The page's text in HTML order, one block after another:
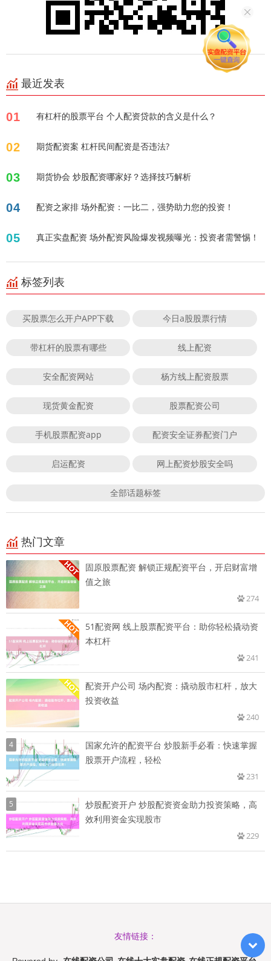
最近发表
01 有杠杆的股票平台 个人配资贷款的含义是什么？
02 期货配资案 杠杆民间配资是否违法?
03 期货协会 炒股配资哪家好？选择技巧解析
04 配资之家排 场外配资：一比二，强势助力您的投资！
05 真正实盘配资 场外配资风险爆发视频曝光：投资者需警惕！
标签列表
买股票怎么开户APP下载 今日a股股票行情
带杠杆的股票有哪些 线上配资
安全配资网站 杨方线上配资股票
现货黄金配资 股票配资公司
手机股票配资app 配资安全证券配资门户
启运配资 网上配资炒股安全吗
全部话题标签
热门文章
固原股票配资 解锁正规配资平台，开启财富增
值之旅
274
51配资网 线上股票配资平台：助你轻松撬动资
本杠杆
241
配资开户公司 场内配资：撬动股市杠杆，放大
投资收益
240
4
国家允许的配资平台 炒股新手必看：快速掌握
股票开户流程，轻松
231
5
炒股配资开户 炒股配资资金助力投资策略，高
效利用资金实现股市
229
友情链接：